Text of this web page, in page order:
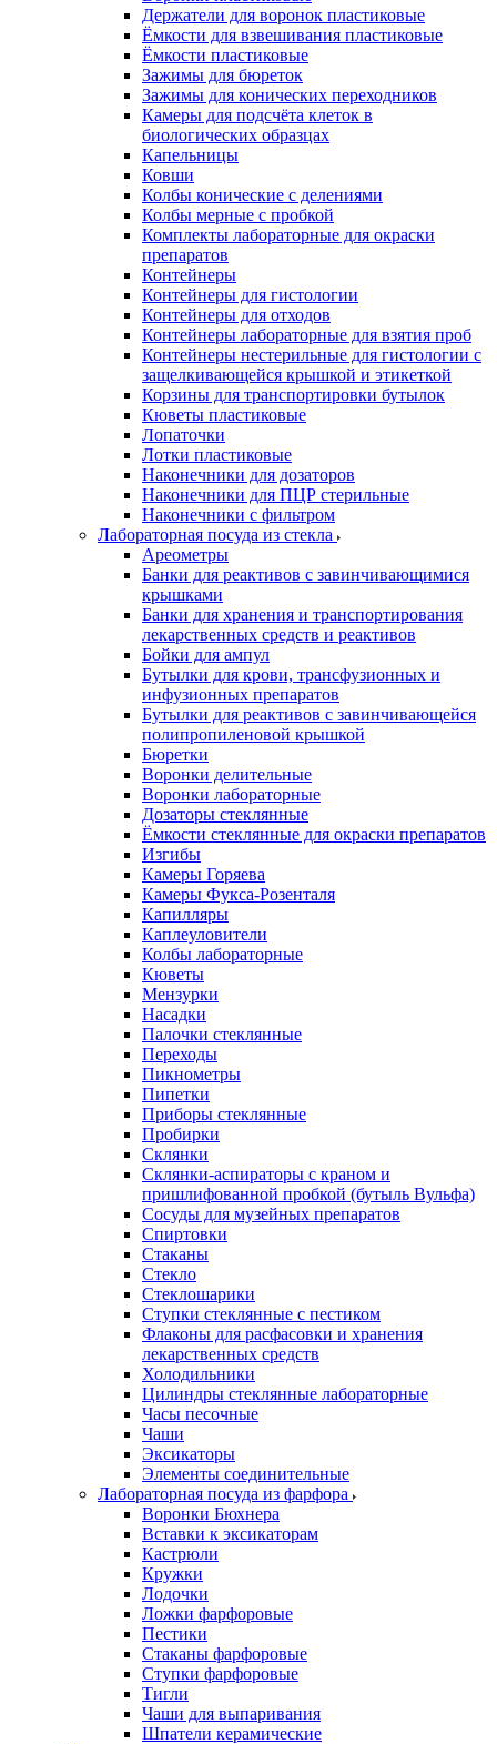
Держатели для воронок пластиковые
Ёмкости для взвешивания пластиковые
Ёмкости пластиковые
Зажимы для бюреток
Зажимы для конических переходников
Камеры для подсчёта клеток в
биологических образцах
Капельницы
Ковши
Колбы конические с делениями
Колбы мерные с пробкой
Комплекты лабораторные для окраски
препаратов
Контейнеры
Контейнеры для гистологии
Контейнеры для отходов
Контейнеры лабораторные для взятия проб
Контейнеры нестерильные для гистологии с
защелкивающейся крышкой и этикеткой
Корзины для транспортировки бутылок
Кюветы пластиковые
Лопаточки
Лотки пластиковые
Наконечники для дозаторов
Наконечники для ПЦР стерильные
Наконечники с фильтром
Лабораторная посуда из стекла
Ареометры
Банки для реактивов с завинчивающимися
крышками
Банки для хранения и транспортирования
лекарственных средств и реактивов
Бойки для ампул
Бутылки для крови, трансфузионных и
инфузионных препаратов
Бутылки для реактивов с завинчивающейся
полипропиленовой крышкой
Бюретки
Воронки делительные
Воронки лабораторные
Дозаторы стеклянные
Ёмкости стеклянные для окраски препаратов
Изгибы
Камеры Горяева
Камеры Фукса-Розенталя
Капилляры
Каплеуловители
Колбы лабораторные
Кюветы
Мензурки
Насадки
Палочки стеклянные
Переходы
Пикнометры
Пипетки
Приборы стеклянные
Пробирки
Склянки
Склянки-аспираторы с краном и
пришлифованной пробкой (бутыль Вульфа)
Сосуды для музейных препаратов
Спиртовки
Стаканы
Стекло
Стеклошарики
Ступки стеклянные с пестиком
Флаконы для расфасовки и хранения
лекарственных средств
Холодильники
Цилиндры стеклянные лабораторные
Часы песочные
Чаши
Эксикаторы
Элементы соединительные
Лабораторная посуда из фарфора
Воронки Бюхнера
Вставки к эксикаторам
Кастрюли
Кружки
Лодочки
Ложки фарфоровые
Пестики
Стаканы фарфоровые
Ступки фарфоровые
Тигли
Чаши для выпаривания
Шпатели керамические